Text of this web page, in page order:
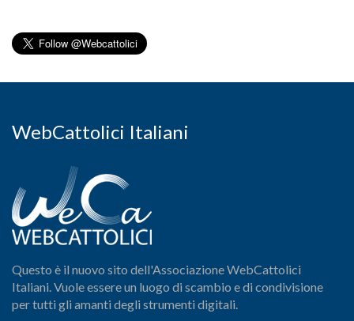
WebCattolici Italiani
Questo è il nuovo sito dell'Associazione WebCattolici
Italiani. Vuole essere un luogo di scambio e di condivisione
per tutti gli amanti degli strumenti digitali.